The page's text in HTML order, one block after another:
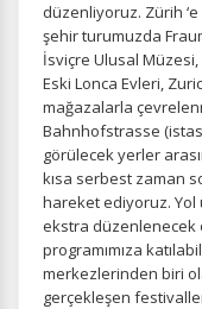
düzenliyoruz. Zürih
şehir turumuzda
İsviçre Ulusal
Eski Lonca Evleri,
mağazalarla
Bahnhofstrasse
görülecek yerler
kısa serbest zaman
hareket ediyoruz.
ekstra düzenlenecek
programımıza
merkezlerinden biri
gerçekleşen